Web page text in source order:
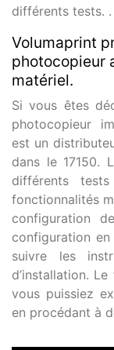
différents tests. .
Volumaprint
photocopieur
matériel.
Si vous êtes
photocopieur
est un
dans le 17150.
différents
fonctionnalités
configuration
configuration
suivre les
d’installation.
vous puissiez
en procédant à